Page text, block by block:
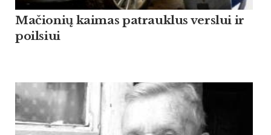
Mačionių kaimas patrauklus verslui ir
poilsiui